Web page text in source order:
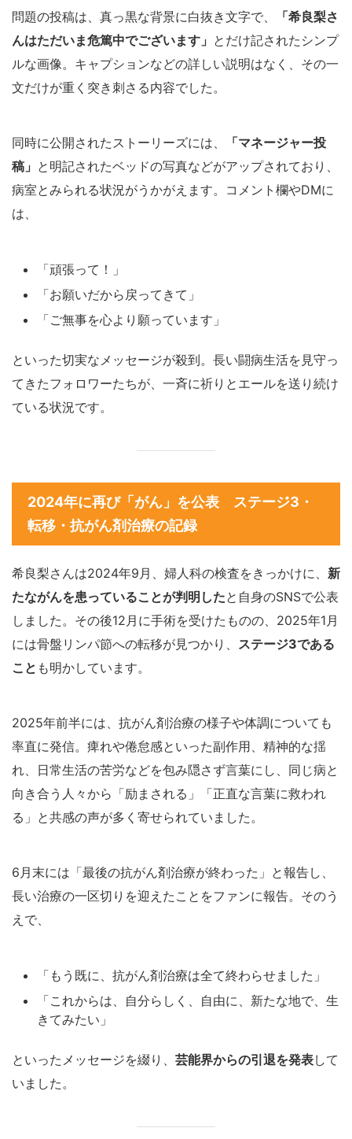
問題の投稿は、真っ黒な背景に白抜き文字で、
「希良梨さ
んはただいま危篤中でございます」 とだけ記されたシンプ
ルな画像。キャプションなどの詳しい説明はなく、その一
文だけが重く突き刺さる内容でした。
同時に公開されたストーリーズには、
「マネージャー投
稿」 と明記されたベッドの写真などがアップされており、
病室とみられる状況がうかがえます。コメント欄やDMに
は、
「頑張って！」
「お願いだから戻ってきて」
「ご無事を心より願っています」
といった切実なメッセージが殺到。長い闘病生活を見守っ
てきたフォロワーたちが、一斉に祈りとエールを送り続け
ている状況です。
2024年に再び「がん」を公表 ステージ3・
転移・抗がん剤治療の記録
希良梨さんは2024年9月、婦人科の検査をきっかけに、 新
たながんを患っていることが判明したと自身のSNSで公表
しました。その後12月に手術を受けたものの、2025年1月
には骨盤リンパ節への転移が見つかり、 ステージ3である
こと も明かしています。
2025年前半には、抗がん剤治療の様子や体調についても
率直に発信。痺れや倦怠感といった副作用、精神的な揺
れ、日常生活の苦労などを包み隠さず言葉にし、同じ病と
向き合う人々から「励まされる」「正直な言葉に救われ
る」と共感の声が多く寄せられていました。
6月末には「最後の抗がん剤治療が終わった」と報告し、
長い治療の一区切りを迎えたことをファンに報告。そのう
えで、
「もう既に、抗がん剤治療は全て終わらせました」
「これからは、自分らしく、自由に、新たな地で、生
きてみたい」
といったメッセージを綴り、 芸能界からの引退を発表して
いました。